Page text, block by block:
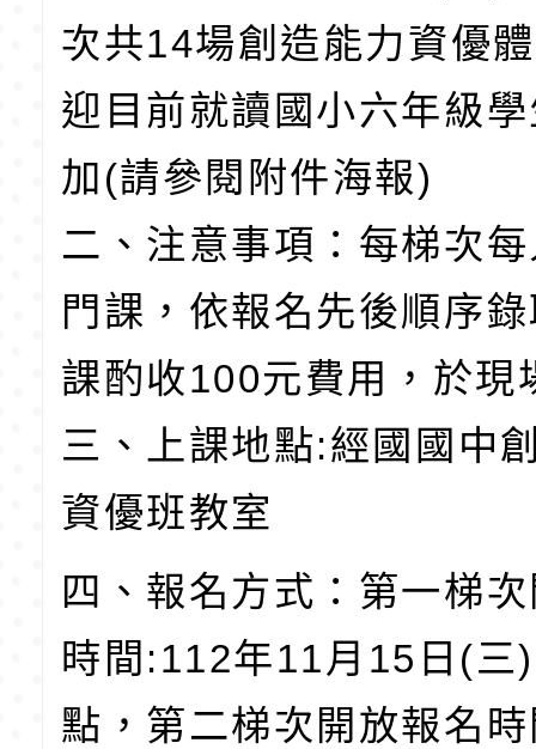
次共14場創造能力資優
迎目前就讀國小六年級
加(請參閱附件海報)
二、注意事項：每梯次
門課，依報名先後順序
課酌收100元費用，於現
三、上課地點:經國國中
資優班教室
四、報名方式：第一梯
時間:112年11月15日(三
點，第二梯次開放報名